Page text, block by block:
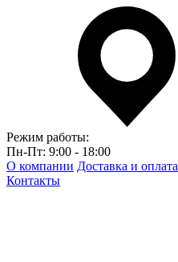
Режим работы:
Пн-Пт: 9:00 - 18:00
О компании Доставка и оплата
Контакты